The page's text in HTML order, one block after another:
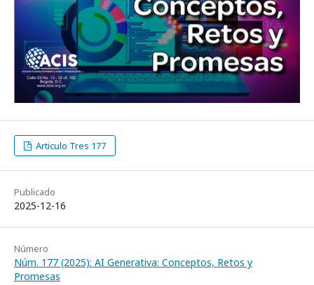
Articulo Tres 177
Publicado
2025-12-16
Número
Núm. 177 (2025): AI Generativa: Conceptos, Retos y
Promesas